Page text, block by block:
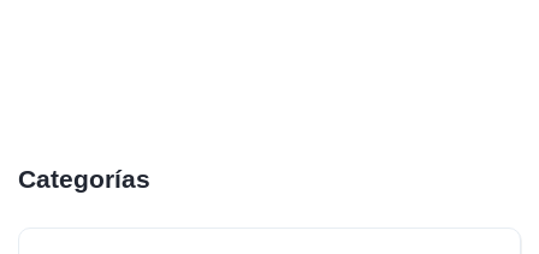
Categorías